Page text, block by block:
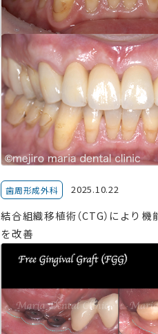
歯周形成外科 2025.10.22
結合組織移植術（CTG）により
を改善